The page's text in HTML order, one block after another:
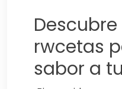
rwcetas
sabor a